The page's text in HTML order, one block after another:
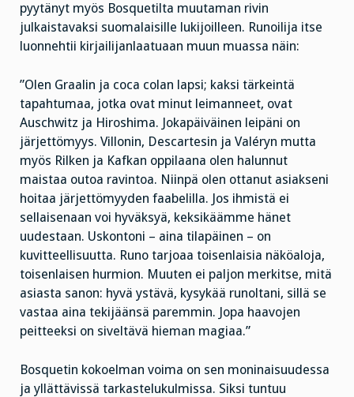
pyytänyt myös Bosquetilta muutaman rivin
julkaistavaksi suomalaisille lukijoilleen. Runoilija itse
luonnehtii kirjailijanlaatuaan muun muassa näin:
”Olen Graalin ja coca colan lapsi; kaksi tärkeintä
tapahtumaa, jotka ovat minut leimanneet, ovat
Auschwitz ja Hiroshima. Jokapäiväinen leipäni on
järjettömyys. Villonin, Descartesin ja Valéryn mutta
myös Rilken ja Kafkan oppilaana olen halunnut
maistaa outoa ravintoa. Niinpä olen ottanut asiakseni
hoitaa järjettömyyden faabelilla. Jos ihmistä ei
sellaisenaan voi hyväksyä, keksikäämme hänet
uudestaan. Uskontoni – aina tilapäinen – on
kuvitteellisuutta. Runo tarjoaa toisenlaisia näköaloja,
toisenlaisen hurmion. Muuten ei paljon merkitse, mitä
asiasta sanon: hyvä ystävä, kysykää runoltani, sillä se
vastaa aina tekijäänsä paremmin. Jopa haavojen
peitteeksi on siveltävä hieman magiaa.”
Bosquetin kokoelman voima on sen moninaisuudessa
ja yllättävissä tarkastelukulmissa. Siksi tuntuu